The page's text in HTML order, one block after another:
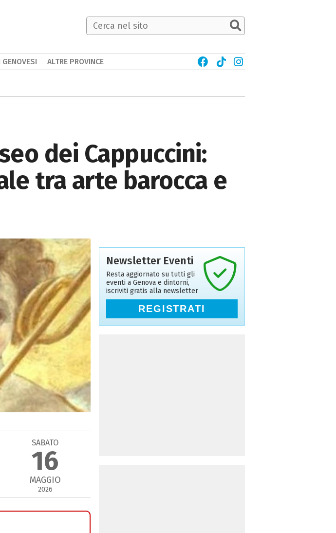
dei Cappuccini:
tra arte barocca e
SABATO
16
MAGGIO
2026
Newsletter Eventi
Resta aggiornato su tutti gli
eventi a Genova e dintorni,
iscriviti gratis alla newsletter
REGISTRATI
GENOVESI ALTRE PROVINCE